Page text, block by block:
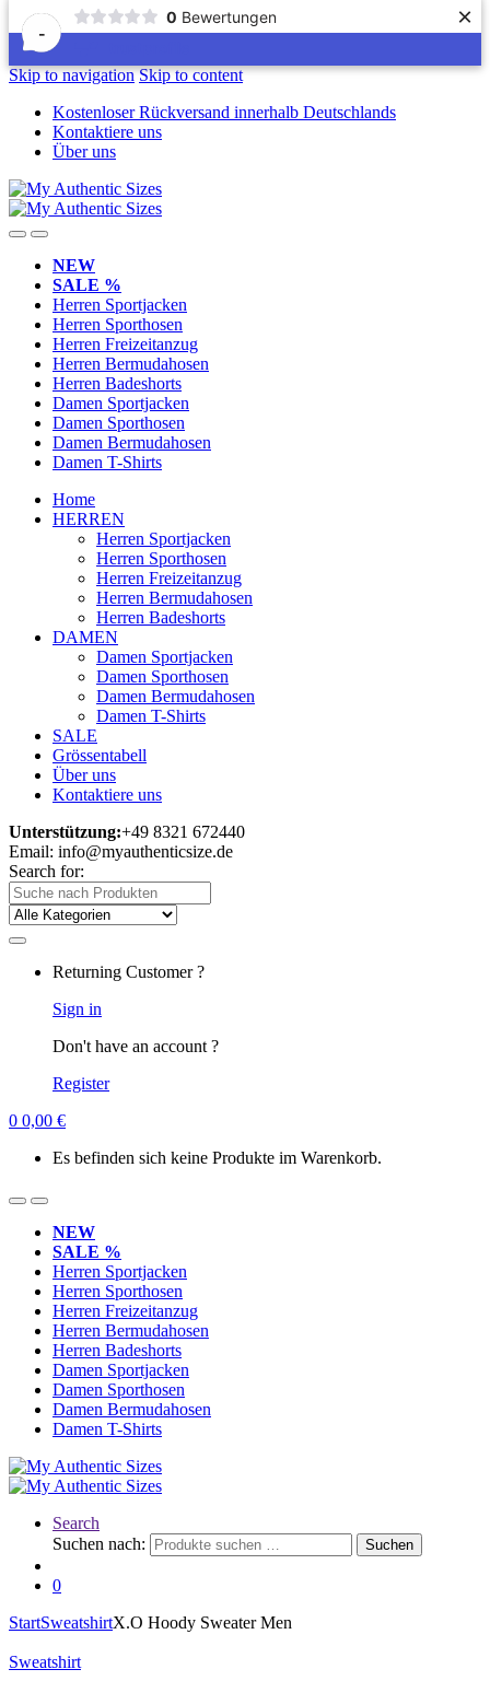
-
0 Bewertungen ×
Skip to navigation Skip to content
Kostenloser Rückversand innerhalb Deutschlands
Kontaktiere uns
Über uns
NEW
SALE %
Herren Sportjacken
Herren Sporthosen
Herren Freizeitanzug
Herren Bermudahosen
Herren Badeshorts
Damen Sportjacken
Damen Sporthosen
Damen Bermudahosen
Damen T-Shirts
Home
HERREN
Herren Sportjacken
Herren Sporthosen
Herren Freizeitanzug
Herren Bermudahosen
Herren Badeshorts
DAMEN
Damen Sportjacken
Damen Sporthosen
Damen Bermudahosen
Damen T-Shirts
SALE
Grössentabell
Über uns
Kontaktiere uns
Unterstützung:+49 8321 672440
Email: info@myauthenticsize.de
Search for:
Returning Customer ?
Sign in
Don't have an account ?
Register
0 0,00 €
Es befinden sich keine Produkte im Warenkorb.
NEW
SALE %
Herren Sportjacken
Herren Sporthosen
Herren Freizeitanzug
Herren Bermudahosen
Herren Badeshorts
Damen Sportjacken
Damen Sporthosen
Damen Bermudahosen
Damen T-Shirts
Search
Suchen nach:
Suchen
0
StartSweatshirtX.O Hoody Sweater Men
Sweatshirt